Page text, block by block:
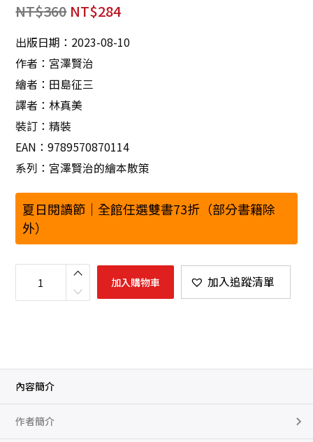
NT$360 NT$284
出版日期：2023-08-10
作者：宮澤賢治
繪者：田島征三
譯者：林真美
裝訂：精裝
EAN：9789570870114
系列：宮澤賢治的繪本散策
夏日閱讀節｜全館任選雙書73折（部分書籍除
外）
橡
山
加入購物車 加入追蹤清單
內容簡介
作者簡介